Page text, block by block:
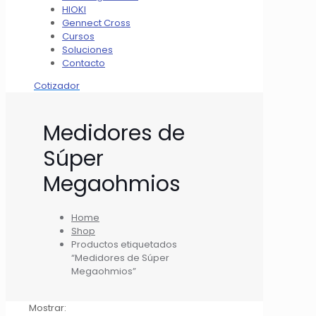
HIOKI
Gennect Cross
Cursos
Soluciones
Contacto
Cotizador
Medidores de
Súper
Megaohmios
Home
Shop
Productos etiquetados
“Medidores de Súper
Megaohmios”
Mostrar: